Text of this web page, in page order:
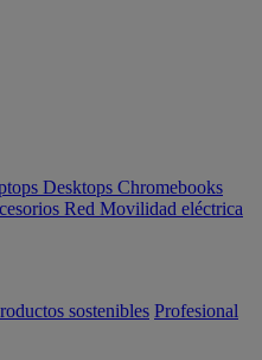
Desktops Chromebooks
Red Movilidad eléctrica
sostenibles Profesional